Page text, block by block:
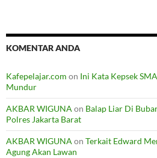
KOMENTAR ANDA
Kafepelajar.com on Ini Kata Kepsek
Mundur
AKBAR WIGUNA on Balap Liar Di
Polres Jakarta Barat
AKBAR WIGUNA on Terkait Edward
Agung Akan Lawan